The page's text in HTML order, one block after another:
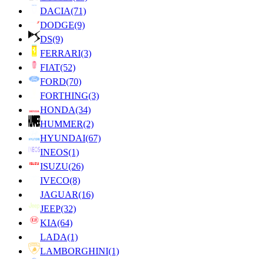
DACIA(71)
DODGE(9)
DS(9)
FERRARI(3)
FIAT(52)
FORD(70)
FORTHING(3)
HONDA(34)
HUMMER(2)
HYUNDAI(67)
INEOS(1)
ISUZU(26)
IVECO(8)
JAGUAR(16)
JEEP(32)
KIA(64)
LADA(1)
LAMBORGHINI(1)